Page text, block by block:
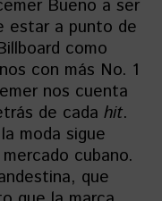
Bueno a ser
estar a punto de
como
con más No. 1
nos cuenta
de cada hit.
moda sigue
cubano.
que